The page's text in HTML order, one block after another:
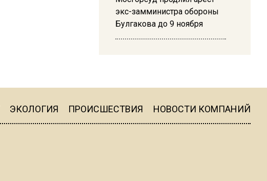
экс-замминистра обороны
Булгакова до 9 ноября
16:19
ЭКОЛОГИЯ ПРОИСШЕСТВИЯ НОВОСТИ КОМПАНИЙ